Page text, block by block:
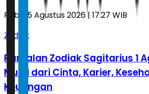
Rabu, 5 Agustus 2026 | 17.27 WIB
Zodiak
Ramalan Zodiak Sagitarius 1
Mulai dari Cinta, Karier,
Keuangan